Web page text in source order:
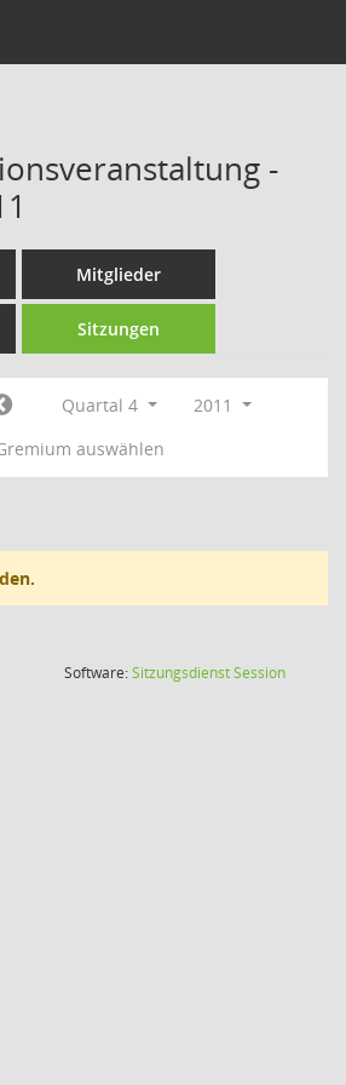
-
Mitglieder
Sitzungen
Quartal 4
2011
auswählen
Software:SitzungsdienstSession(Wird in